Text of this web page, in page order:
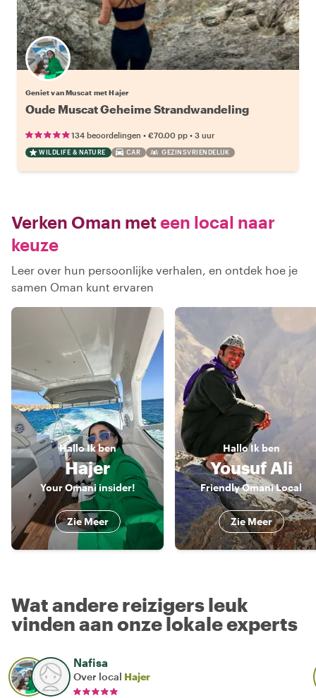
Geniet van Muscat met Hajer
Oude Muscat Geheime Strandwandeling
134 beoordelingen • €70.00 pp • 3 uur
WILDLIFE & NATURE CAR GEZINSVRIENDELIJK
Verken Oman meteen local naar
keuze
Leer over hun persoonlijke verhalen, en ontdek hoe je
samen Oman kunt ervaren
HalloIk ben
Hajer
Your Omani insider!
Zie Meer
HalloIk ben
Yousuf Ali
Friendly Omani Local
Zie Meer
Wat andere reizigers leuk
vinden aan onze lokale experts
Nafisa
Over local Hajer